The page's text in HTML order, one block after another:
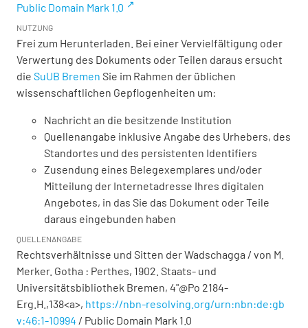
Public Domain Mark 1.0
NUTZUNG
Frei zum Herunterladen. Bei einer Vervielfältigung oder
Verwertung des Dokuments oder Teilen daraus ersucht
die SuUB Bremen Sie im Rahmen der üblichen
wissenschaftlichen Gepflogenheiten um:
Nachricht an die besitzende Institution
Quellenangabe inklusive Angabe des Urhebers, des
Standortes und des persistenten Identifiers
Zusendung eines Belegexemplares und/oder
Mitteilung der Internetadresse Ihres digitalen
Angebotes, in das Sie das Dokument oder Teile
daraus eingebunden haben
QUELLENANGABE
Rechtsverhältnisse und Sitten der Wadschagga / von M.
Merker. Gotha : Perthes, 1902. Staats- und
Universitätsbibliothek Bremen, 4"@Po 2184-
Erg.H.,138<a>, https://nbn-resolving.org/urn:nbn:de:gb
v:46:1-10994 / Public Domain Mark 1.0